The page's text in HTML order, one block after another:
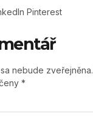
Pinterest
nebude zveřejněna.
*